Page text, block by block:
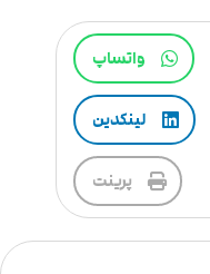
واتساپ
لینکدین
پرینت